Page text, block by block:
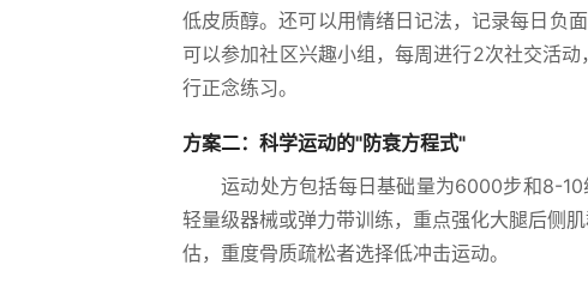
低皮质醇。还可以用情绪日记法，记录每日负
可以参加社区兴趣小组，每周进行2次社交活
行正念练习。
方案二：科学运动的"防衰方程式"
运动处方包括每日基础量为6000步和8-
轻量级器械或弹力带训练，重点强化大腿后侧
估，重度骨质疏松者选择低冲击运动。